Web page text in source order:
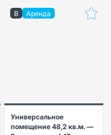
B Аренда
Универсальное
помещение 48,2 кв.м. —